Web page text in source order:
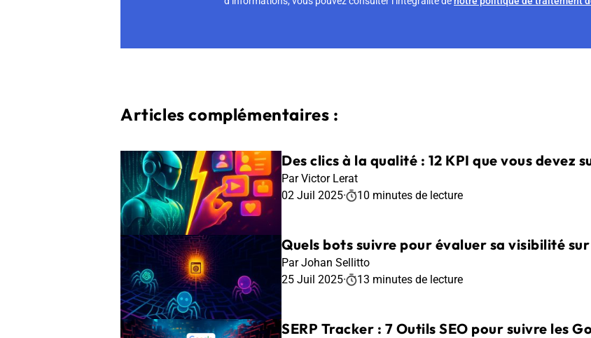
Articles complémentaires :
Des clics à la qualité : 12 KPI que vous devez
Par Victor Lerat
02 Juil 2025· 10 minutes de lecture
Quels bots suivre pour évaluer sa visibilité sur
Par Johan Sellitto
25 Juil 2025· 13 minutes de lecture
SERP Tracker : 7 Outils SEO pour suivre les